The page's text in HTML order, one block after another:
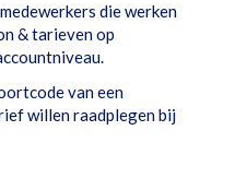
die werken
& tarieven op
van een
willen raadplegen bij